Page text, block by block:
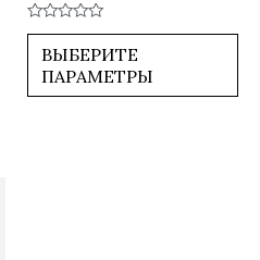
Оценка
ВЫБЕРИТЕ
ПАРАМЕТРЫ